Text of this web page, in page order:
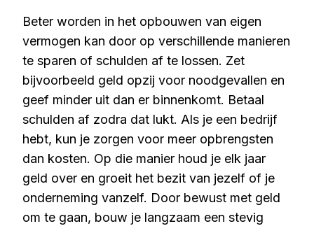
Beter worden in het opbouwen van eigen
vermogen kan door op verschillende manieren
te sparen of schulden af te lossen. Zet
bijvoorbeeld geld opzij voor noodgevallen en
geef minder uit dan er binnenkomt. Betaal
schulden af zodra dat lukt. Als je een bedrijf
hebt, kun je zorgen voor meer opbrengsten
dan kosten. Op die manier houd je elk jaar
geld over en groeit het bezit van jezelf of je
onderneming vanzelf. Door bewust met geld
om te gaan, bouw je langzaam een stevig